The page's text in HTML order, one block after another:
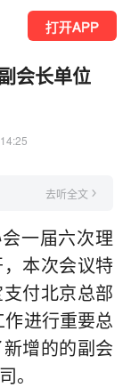
打开APP
会长单位
14:25
去听全文
一届六次理
本次会议特
付北京总部
进行重要总
增的的副会
。